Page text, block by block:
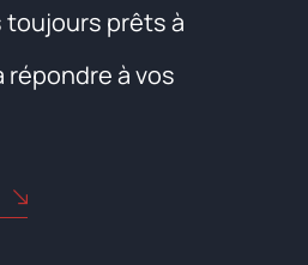
toujours prêts à
répondre à vos